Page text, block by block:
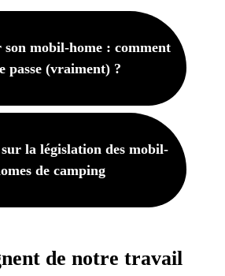
de notre travail
mobil-home : comment
passe (vraiment) ?
la législation des mobil-
de camping